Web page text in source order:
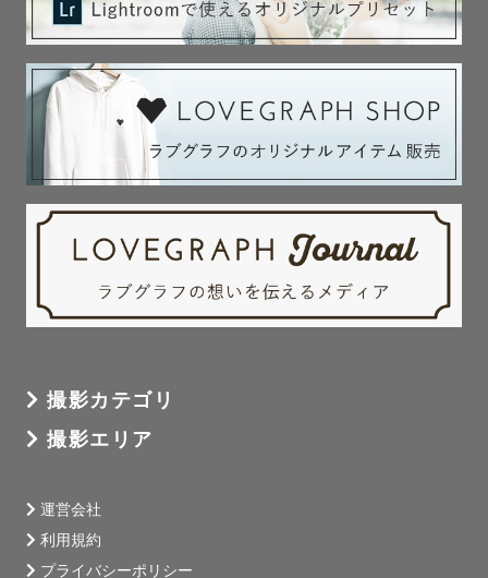
撮影カテゴリ
撮影エリア
運営会社
利用規約
プライバシーポリシー